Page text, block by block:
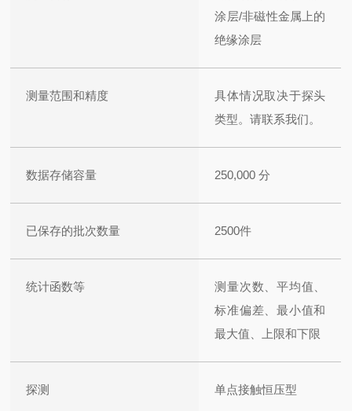
涂层/非磁性金属上的
绝缘涂层
测量范围和精度
具体情况取决于探头
类型。请联系我们。
数据存储容量 250,000 分
已保存的批次数量 2500件
统计函数等
测量次数、平均值、
标准偏差、最小值和
最大值、上限和下限
探测 单点接触恒压型